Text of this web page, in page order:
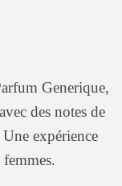
Generique,
des notes de
expérience